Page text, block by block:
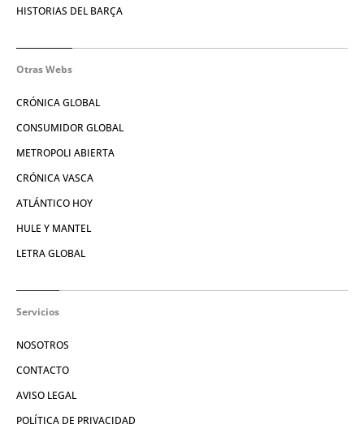
HISTORIAS DEL BARÇA
Otras Webs
CRÓNICA GLOBAL
CONSUMIDOR GLOBAL
METROPOLI ABIERTA
CRÓNICA VASCA
ATLÁNTICO HOY
HULE Y MANTEL
LETRA GLOBAL
Servicios
NOSOTROS
CONTACTO
AVISO LEGAL
POLÍTICA DE PRIVACIDAD